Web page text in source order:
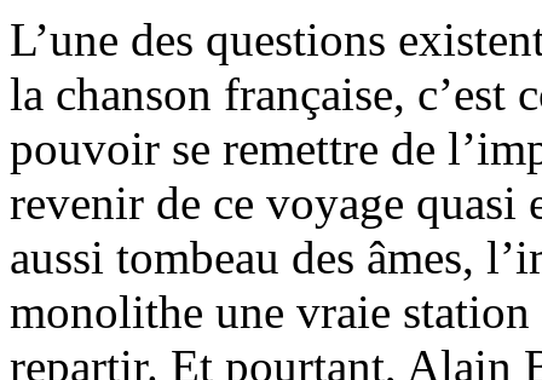
L’une des questions
la chanson française,
pouvoir se remettre de
revenir de ce voyage
aussi tombeau des âmes,
monolithe une vraie
repartir. Et pourtant, Alain